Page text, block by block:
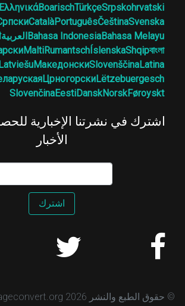
Srpskohrvatski
Türkçe
Boarisch
Svenska
Čeština
Português
Català
Bahasa Melayu
Bahasa Indonesiaالعربية
বাংলা
Shqip
Íslenska
Rumantsch
Malti
Latina
Slovenščina
Македонски
Latviešu
Lëtzebuergesch
Црногорски
Føroyskt
Norsk
Dansk
Eesti
Slovenčina
اشترك في نشرتنا الإخبارية
الأخبار
اشترك